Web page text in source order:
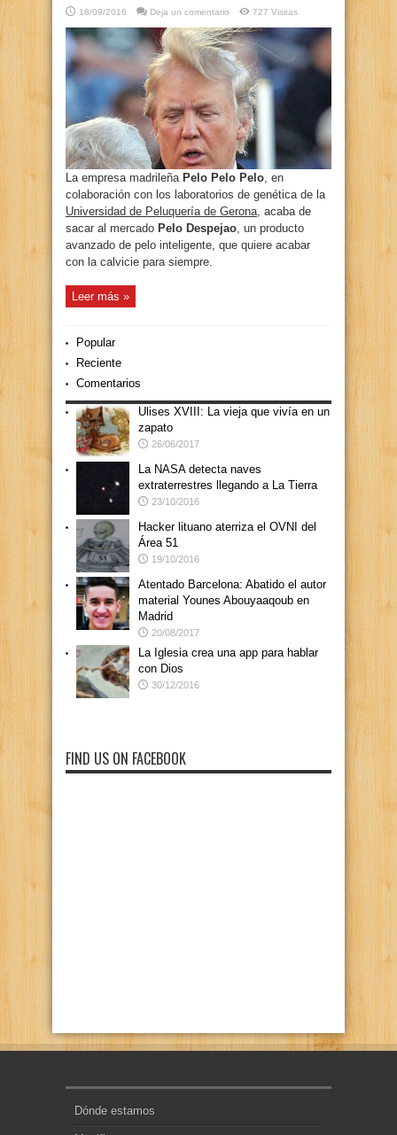
18/09/2016 Deja un comentario 727 Visitas
La empresa madrileña Pelo Pelo Pelo, en
colaboración con los laboratorios de genética de la
Universidad de Peluquería de Gerona, acaba de
sacar al mercado Pelo Despejao, un producto
avanzado de pelo inteligente, que quiere acabar
con la calvicie para siempre.
Leer más »
Popular
Reciente
Comentarios
Ulises XVIII: La vieja que vivía en un
zapato
26/06/2017
La NASA detecta naves
extraterrestres llegando a La Tierra
23/10/2016
Hacker lituano aterriza el OVNI del
Área 51
19/10/2016
Atentado Barcelona: Abatido el autor
material Younes Abouyaaqoub en
Madrid
20/08/2017
La Iglesia crea una app para hablar
con Dios
30/12/2016
FIND US ON FACEBOOK
Dónde estamos